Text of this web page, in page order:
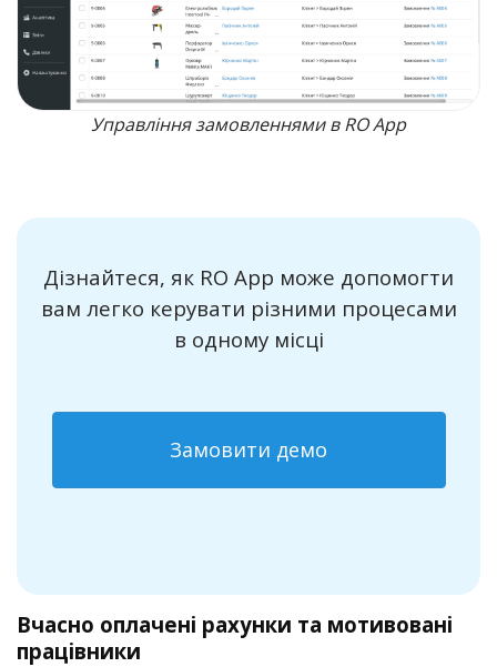
Управління замовленнями в RO App
Дізнайтеся, як RO App може допомогти
вам легко керувати різними процесами
в одному місці
Замовити демо
Вчасно оплачені рахунки та мотивовані
працівники